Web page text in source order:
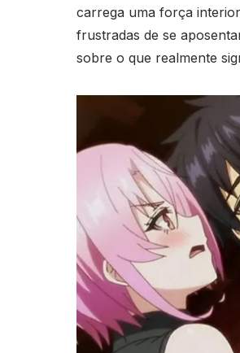
carrega uma força
frustradas de se
sobre o que realmente